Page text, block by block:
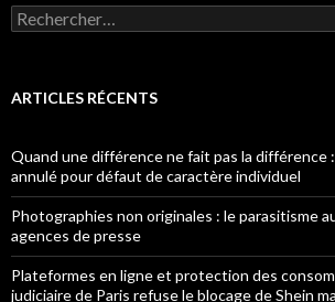
Rechercher :
ARTICLES RÉCENTS
Quand une différence ne fait pas la différence
annulé pour défaut de caractère individuel
Photographies non originales : le parasitisme
agences de presse
Plateformes en ligne et protection des
judiciaire de Paris refuse le blocage de Shein